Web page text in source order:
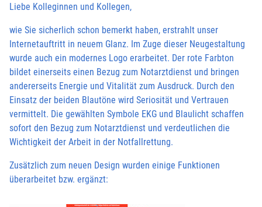
Liebe Kolleginnen und Kollegen,
wie Sie sicherlich schon bemerkt haben, erstrahlt unser
Internetauftritt in neuem Glanz. Im Zuge dieser Neugestaltung
wurde auch ein modernes Logo erarbeitet. Der rote Farbton
bildet einerseits einen Bezug zum Notarztdienst und bringen
andererseits Energie und Vitalität zum Ausdruck. Durch den
Einsatz der beiden Blautöne wird Seriosität und Vertrauen
vermittelt. Die gewählten Symbole EKG und Blaulicht schaffen
sofort den Bezug zum Notarztdienst und verdeutlichen die
Wichtigkeit der Arbeit in der Notfallrettung.
Zusätzlich zum neuen Design wurden einige Funktionen
überarbeitet bzw. ergänzt: